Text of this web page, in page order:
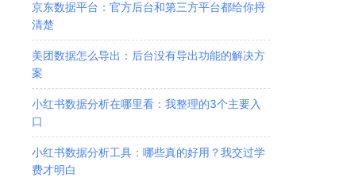
京东数据平台：官方后台和第三方平台都给你捋
清楚
美团数据怎么导出：后台没有导出功能的解决方
案
小红书数据分析在哪里看：我整理的3个主要入
口
小红书数据分析工具：哪些真的好用？我交过学
费才明白